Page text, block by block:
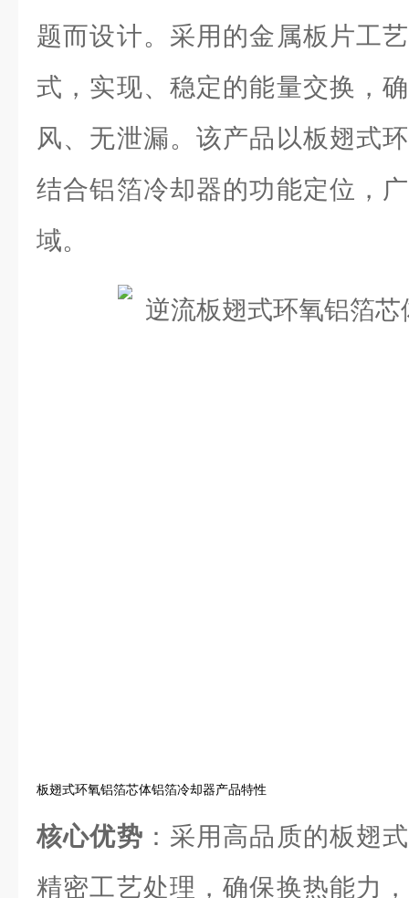
题而设计。采用的金属板片工
式，实现、稳定的能量交换，
风、无泄漏。该产品以板翅式
结合铝箔冷却器的功能定位，
域。
板翅式环氧铝箔芯体铝箔冷却器产品特性
核心优势 ：采用高品质的板翅
精密工艺处理，确保换热能力